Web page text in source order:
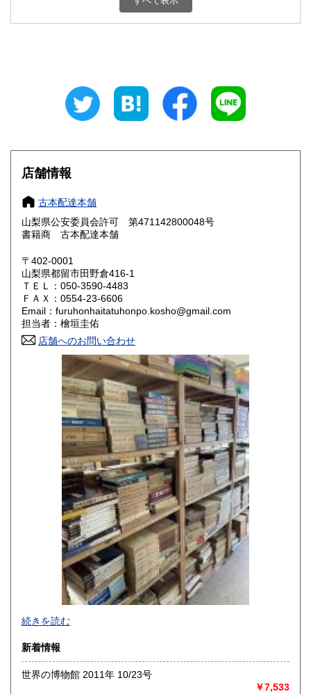
800円 三重県
大阪府
奈良県
鳥取県 800円 島根県
岡山県
山口県 800円
香川県 800円 愛媛県
高知県 800円
800円 長崎県
800円 大分県
800円 鹿児島県
1,500円
店舗情報
古本配達本舗
山梨県公安委員会許可 第471142800048号
書籍商 古本配達本舗
〒402-0001
山梨県都留市田野倉416-1
ＴＥＬ：050-3590-4483
ＦＡＸ：0554-23-6606
Email：furuhonhaitatuhonpo.kosho@gmail.com
担当者：檜垣圭佑
店舗へのお問い合わせ
-
沿線名：-
最寄駅：-
営業時間：-
定休日：-
続きを読む
新着情報
世界の博物館 2011年 10/23号
￥7,533